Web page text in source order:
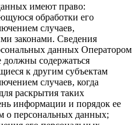
имеют право:
обработки его
случаев,
законами. Сведения
данных Оператором
содержаться
к другим субъектам
случаев, когда
раскрытия таких
информации и порядок ее
о персональных данных;